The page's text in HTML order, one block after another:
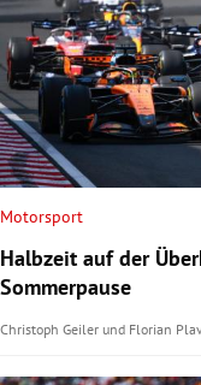
Motorsport
Halbzeit auf der
Sommerpause
Christoph Geiler und Florian